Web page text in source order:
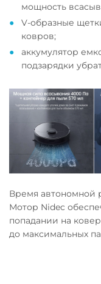
мощность
V-образные
ковров;
аккумулятор
подзарядки
Время автономной
Мотор Nidec
попадании на
до максимальных